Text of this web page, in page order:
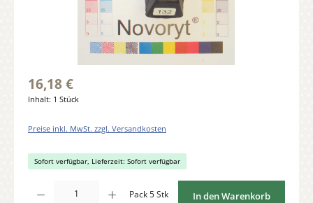
16,18 €
Inhalt: 1 Stück
Preise inkl. MwSt. zzgl. Versandkosten
Sofort verfügbar, Lieferzeit: Sofort verfügbar
Pack 5 Stk In den Warenkorb